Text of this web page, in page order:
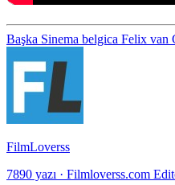
Başka Sinema belgica Felix van
FilmLoverss
7890 yazı · Filmloverss.com